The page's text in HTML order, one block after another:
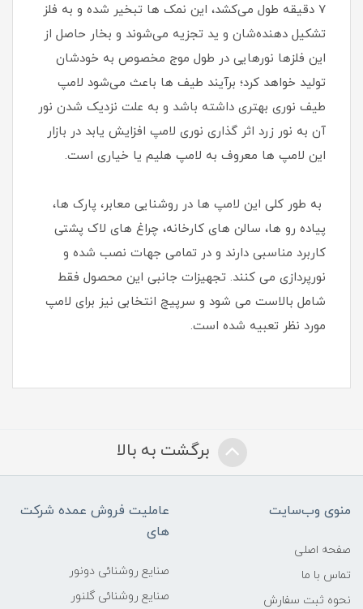
۷ دقیقه طول می‌کشد، این نمک‌ ها تبخیر شده و به فلز
تشکیل‌ دهنده‌شان و ید تجزیه می‌شوند و بخار حاصل از
این فلزها نورهایی در طول موج مخصوص به خودشان
تولید خواهد کرد؛ برآیند طیف‌ ها باعث می‌شود لامپ
طیف نوری بهتری داشته باشد و به علت نزدیک‌ شدن نور
آن به نور زرد اثر گذاری نوری لامپ افزایش یابد در بازار
این لامپ ها معروف به لامپ هلیم یا خیاری است.
به طور کلی این لامپ ها در روشنایی معابر، پارک ها،
پیاده رو ها، سالن های کارخانه، چراغ های لاک پشتی
کاربرد مناسبی دارند و در تمامی جهات نصب شده و
نورپردازی می کنند. تجهیزات جانبی این محصول فقط
شامل بالاست می شود و سرپیچ انتخابی نیز برای لامپ
مورد نظر تعبیه شده است.
برگشت به بالا
منوی وب‌سایت
صفحه اصلی
تماس با ما
نحوه ثبت سفارش
عاملیت فروش عمده شرکت
های
صنایع روشنائی دونور
صنایع روشنائی گلنور